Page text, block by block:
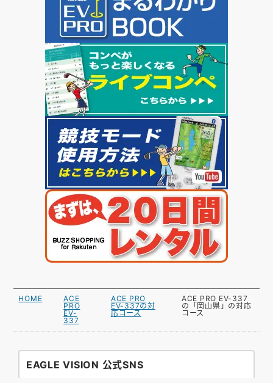
HOME
ACE
PRO
EV-
337
ACE PRO
EV-337の対
応コース
ACE PRO EV-337
の「岡山県」の対応
コース
EAGLE VISION 公式SNS